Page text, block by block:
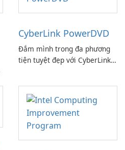
CyberLink PowerDVD
Đắm mình trong đa phương
tiện tuyệt đẹp với CyberLink